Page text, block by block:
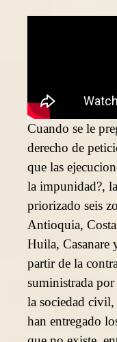
Cuando se le
derecho de
que las
la impunidad?,
priorizado seis
Antioquia,
Huila, Casanare
partir de la
suministrada
la sociedad civil,
han entregado